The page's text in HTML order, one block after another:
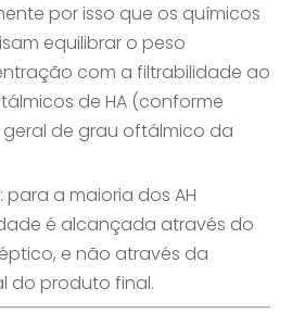
por isso que os químicos
equilibrar o peso
com a filtrabilidade ao
de HA (conforme
de grau oftálmico da
a maioria dos AH
é alcançada através do
e não através da
do produto final.